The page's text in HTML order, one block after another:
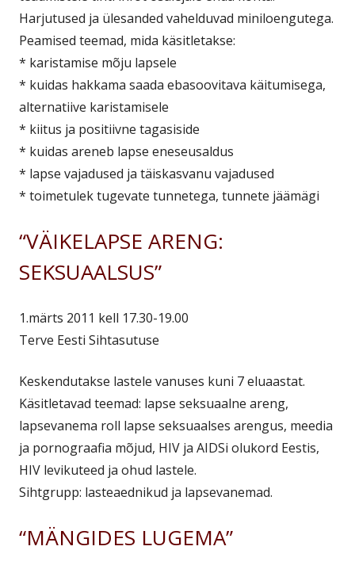
Harjutused ja ülesanded vahelduvad miniloengutega.
Peamised teemad, mida käsitletakse:
* karistamise mõju lapsele
* kuidas hakkama saada ebasoovitava käitumisega,
alternatiive karistamisele
* kiitus ja positiivne tagasiside
* kuidas areneb lapse eneseusaldus
* lapse vajadused ja täiskasvanu vajadused
* toimetulek tugevate tunnetega, tunnete jäämägi
“VÄIKELAPSE ARENG:
SEKSUAALSUS”
1.märts 2011 kell 17.30-19.00
Terve Eesti Sihtasutuse
Keskendutakse lastele vanuses kuni 7 eluaastat.
Käsitletavad teemad: lapse seksuaalne areng,
lapsevanema roll lapse seksuaalses arengus, meedia
ja pornograafia mõjud, HIV ja AIDSi olukord Eestis,
HIV levikuteed ja ohud lastele.
Sihtgrupp: lasteaednikud ja lapsevanemad.
“MÄNGIDES LUGEMA”